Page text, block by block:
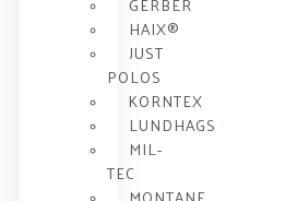
HAIX®
JUST
POLOS
KORNTEX
LUNDHAGS
MIL-
TEC